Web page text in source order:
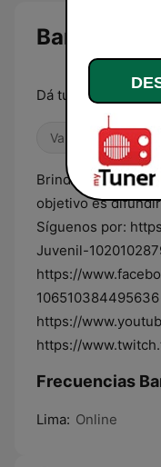
Barrio
Dá tu máximo
Variado
Brindamos un
objetivo es
Síguenos por:
Juvenil-
https://
106510384495636
https://
https://
Frecuencias
Lima: Online